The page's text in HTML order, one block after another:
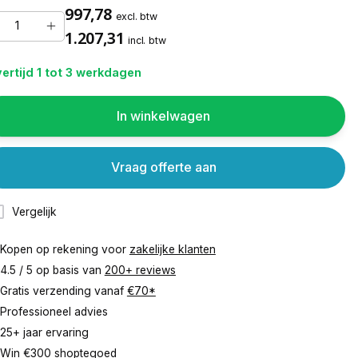
997,78 excl. btw
1.207,31 incl. btw
1 tot 3 werkdagen
In winkelwagen
Vergelijk
Vraag offerte aan
Kopen op rekening voor zakelijke klanten
4.5 / 5 op basis van 200+ reviews
Gratis verzending vanaf €70*
Professioneel advies
25+ jaar ervaring
Win €300 shoptegoed